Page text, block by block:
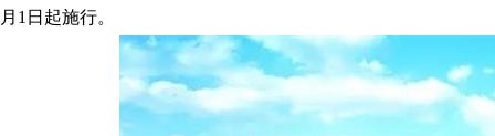
月1日起施行。